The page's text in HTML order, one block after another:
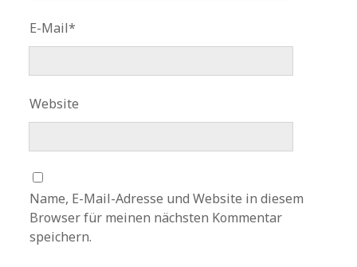
E-Mail*
Website
Name, E-Mail-Adresse und Website in diesem
Browser für meinen nächsten Kommentar
speichern.